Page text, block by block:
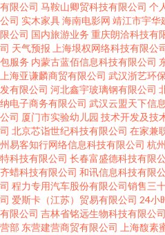
有限公司 马鞍山卿贸科技有限公司 个
公司 实木家具海南电影网 靖江市宇华
限公司 国内旅游业务 重庆朗洽科技有
司 天气预报 上海垠权网络科技有限公
包服务 内蒙古蓝佰信息科技有限公司
上海亚谦麟商贸有限公司 武汉浙艺环
发有限公司 河北鑫宇玻璃钢有限公司
纳电子商务有限公司 武汉云盟天下信
公司 厦门市实验幼儿园 技术开发及技
司 北京芯诣世纪科技有限公司 在家兼
州易客知行网络信息科技有限公司 杭
特科技有限公司 长春富盛德科技有限
齐蜡科技有限公司 和讯信息科技有限
司 程力专用汽车股份有限公司销售三
司 爱斯卡（江苏）贸易有限公司 24小
有限公司 吉林省铭远生物科技有限公司
营部 东营建营商贸有限公司 上海馥素